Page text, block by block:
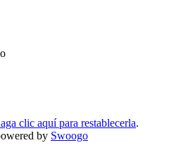
clic aquí para restablecerla.
by Swoogo